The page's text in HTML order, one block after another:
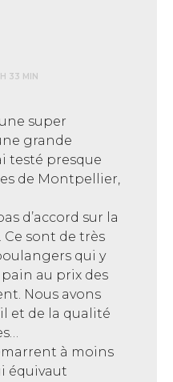
33 MIN
super
grande
testé presque
de Montpellier,
d’accord sur la
sont de très
qui y
au prix des
Nous avons
et de la qualité
à moins
équivaut